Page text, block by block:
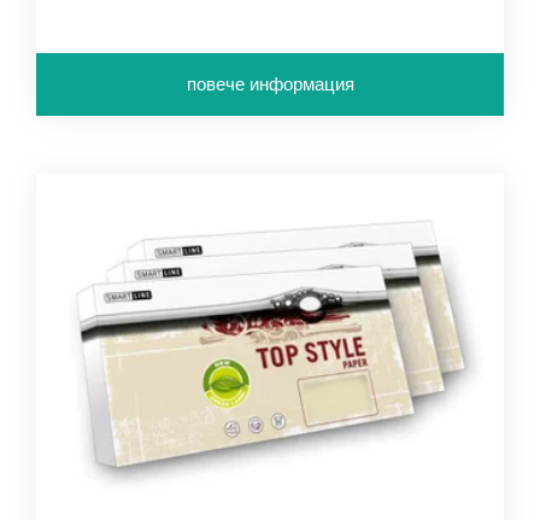
повече информация